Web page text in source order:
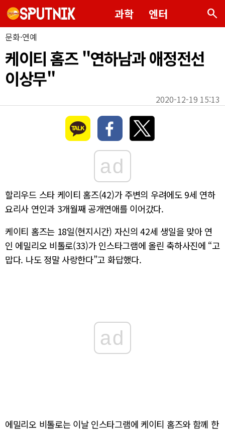
과학 엔터 search
문화·연예
케이티 홈즈 "연하남과 애정전선
이상무"
2020-12-19 15:13
ad
할리우드 스타 케이티 홈즈(42)가 주변의 우려에도 9세 연하
요리사 연인과 3개월째 공개연애를 이어갔다.
케이티 홈즈는 18일(현지시간) 자신의 42세 생일을 맞아 연
인 에밀리오 비톨로(33)가 인스타그램에 올린 축하사진에 “고
맙다. 나도 정말 사랑한다”고 화답했다.
ad
에밀리오 비톨로는 이날 인스타그램에 케이티 홈즈와 함께 한